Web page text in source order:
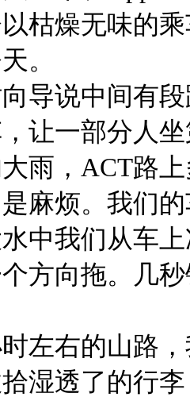
枯燥无味的
。
导说中间有
让一部分人
雨，ACT路
麻烦。我们
中我们从车
方向拖。几
左右的山路
湿透了的行